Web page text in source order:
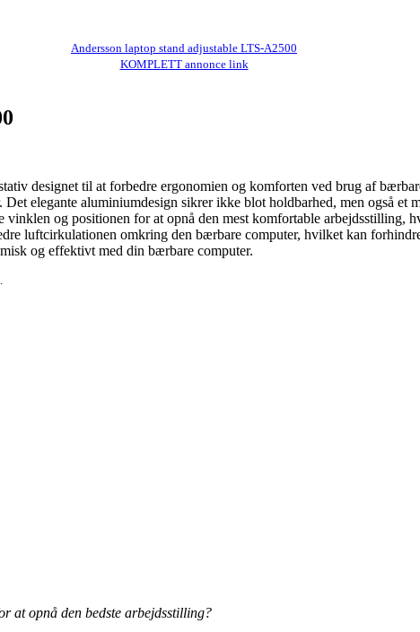
Andersson laptop stand adjustable LTS-A2500
KOMPLETT annonce link
designet til at forbedre ergonomien og komforten ved brug af
elegante aluminiumdesign sikrer ikke blot holdbarhed, men også et
og positionen for at opnå den mest komfortable arbejdsstilling,
luftcirkulationen omkring den bærbare computer, hvilket kan
og effektivt med din bærbare computer.
at opnå den bedste arbejdsstilling?